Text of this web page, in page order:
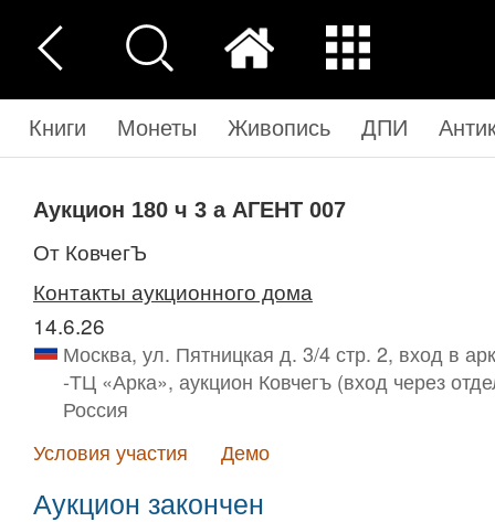
Книги Монеты Живопись ДПИ
Аукцион 180 ч 3 а АГЕНТ 007
от КовчегЪ
Контакты аукционного дома
14.6.26
Москва, ул. Пятницкая д. 3/4 стр. 2, вход в
-ТЦ «Арка», аукцион Ковчегъ (вход через
Россия
Условия участия
Демо
Аукцион закончен